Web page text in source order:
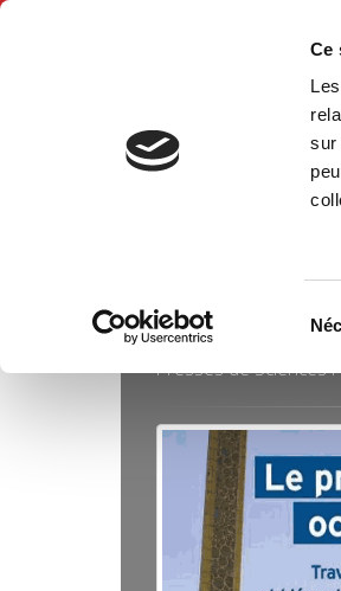
Ce
sur
Accueil
Presses de Sciences